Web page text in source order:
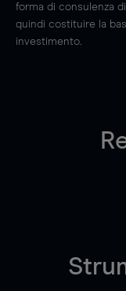
forma di consulenza
quindi costituire la
investimento.